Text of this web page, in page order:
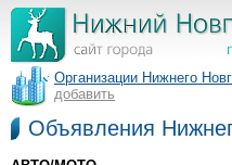
Организации Нижнего
добавить
Объявления